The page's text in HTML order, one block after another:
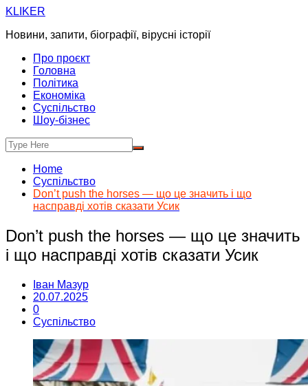
Skip
content
KLIKER
Новини, запити, біографії, вірусні історії
Про проєкт
Головна
Політика
Економіка
Суспільство
Шоу-бізнес
Home
Суспільство
Don’t push the horses — що це значить і що
насправді хотів сказати Усик
Don’t push the horses — що це значить
і що насправді хотів сказати Усик
Іван Мазур
20.07.2025
0
Суспільство